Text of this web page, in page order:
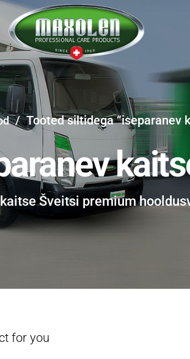
/ Tooted siltidega “iseparanev
Šveitsi premium
for you